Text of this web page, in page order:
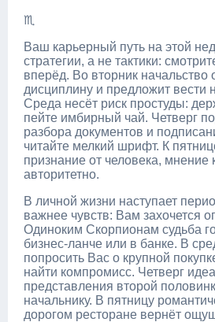
♏
Ваш карьерный путь на этой
стратегии, а не тактики:
вперёд. Во вторник
дисциплину и предложит вести
Среда несёт риск простуды:
пейте имбирный чай. Четверг
разбора документов и
читайте мелкий шрифт. К
признание от человека, мнение
авторитетно.
В личной жизни наступает
важнее чувств: Вам захочется
Одиноким Скорпионам судьба
бизнес-ланче или в банке. В
попросить Вас о крупной
найти компромисс. Четверг
представления второй
начальнику. В пятницу
дорогом ресторане вернёт